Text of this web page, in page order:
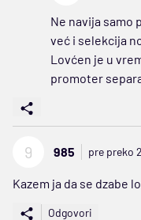
Ne navija samo
već i selekcija
Lovćen je u
promoter
9 985 pre preko
Kazem ja da se dzabe
Odgovori